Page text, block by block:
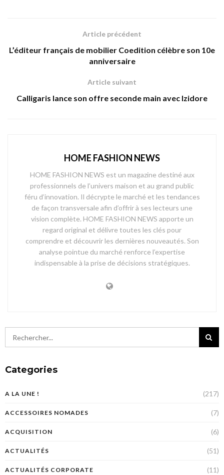
Article précédent
L’éditeur français de mobilier Coedition célèbre son 10e
anniversaire
Article suivant
Calligaris lance son offre seconde main avec Izidore
HOME FASHION NEWS
HOME FASHION NEWS est un magazine destiné aux
professionnels de l’univers maison et au grand public
féru d’innovation. Il décrypte le marché et les tendances
de façon transversale afin d’offrir à ses lecteurs une
vision complète. HOME FASHION NEWS apporte un
regard original et délivre toutes les clés pour
comprendre et découvrir les dernières nouveautés. Son
analyse pointue du marché renforce l’expertise
indispensable à la prise de décisions stratégiques.
Categories
A LA UNE ! (217)
ACCESSOIRES NOMADES (7)
ACQUISITION (6)
ACTUALITÉS (51)
ACTUALITÉS CORPORATE (11)